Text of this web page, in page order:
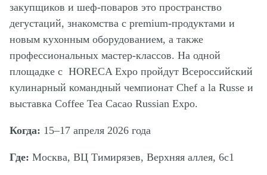
закупщиков и шеф-поваров это пространство
дегустаций, знакомства с premium-продуктами и
новым кухонным оборудованием, а также
профессиональных мастер-классов. На одной
площадке с HORECA Expo пройдут Всероссийский
кулинарный командный чемпионат Chef a la Russe и
выставка Coffee Tea Cacao Russian Expo.
Когда: 15–17 апреля 2026 года
Где: Москва, ВЦ Тимирязев, Верхняя аллея, 6c1